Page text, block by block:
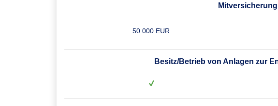
50.000 EUR
Besitz/Betrieb von Anlagen zur